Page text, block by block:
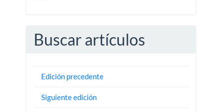
Buscar artículos
Edición precedente
Siguiente edición